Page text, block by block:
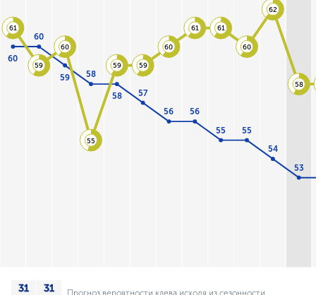
60
60
59 58
58 57
56 56
55 55
54
53
61
59
60
55
59 59
60
61 61
60
62
58